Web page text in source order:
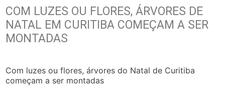
COM LUZES OU FLORES, ÁRVORES DE
NATAL EM CURITIBA COMEÇAM A SER
MONTADAS
Com luzes ou flores, árvores do Natal de Curitiba
começam a ser montadas